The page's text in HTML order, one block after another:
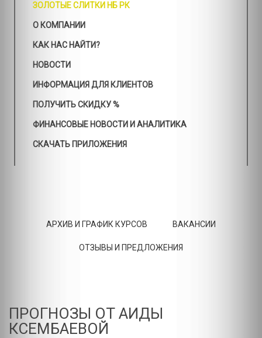
ЗОЛОТЫЕ СЛИТКИ НБ РК
О КОМПАНИИ
КАК НАС НАЙТИ?
НОВОСТИ
ИНФОРМАЦИЯ ДЛЯ КЛИЕНТОВ
ПОЛУЧИТЬ СКИДКУ %
ФИНАНСОВЫЕ НОВОСТИ И АНАЛИТИКА
СКАЧАТЬ ПРИЛОЖЕНИЯ
АРХИВ И ГРАФИК КУРСОВ ВАКАНСИИ
ОТЗЫВЫ И ПРЕДЛОЖЕНИЯ
ПРОГНОЗЫ ОТ АИДЫ
КСЕМБАЕВОЙ